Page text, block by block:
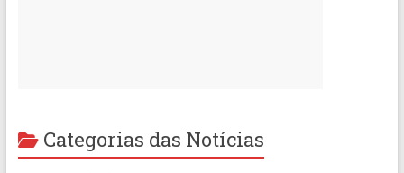
Categorias das Notícias